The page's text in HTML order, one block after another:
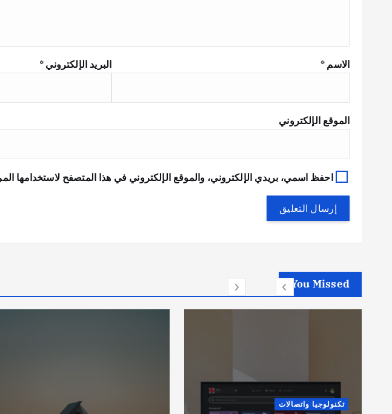
الاسم* البريد الإلكتروني*
الموقع الإلكتروني
احفظ اسمي، بريدي الإلكتروني، والموقع الإلكتروني في هذا المتصفح لاستخدامها
You Missed